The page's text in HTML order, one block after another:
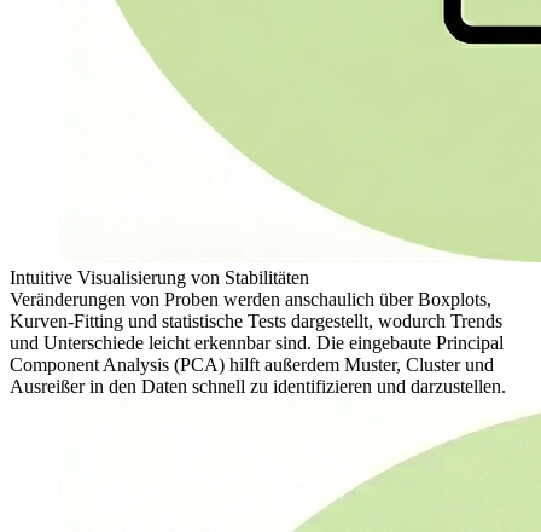
Intuitive Visualisierung von Stabilitäten
Veränderungen von Proben werden anschaulich über Boxplots,
Kurven-Fitting und statistische Tests dargestellt, wodurch Trends
und Unterschiede leicht erkennbar sind. Die eingebaute Principal
Component Analysis (PCA) hilft außerdem Muster, Cluster und
Ausreißer in den Daten schnell zu identifizieren und darzustellen.